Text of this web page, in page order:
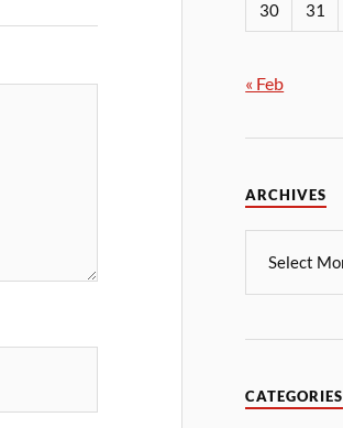
30 31
« Feb
ARCHIVES
CATEGORIES